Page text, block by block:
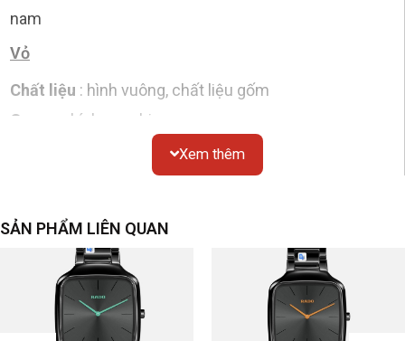
nam
Vỏ
Chất liệu : hình vuông, chất liệu gốm
Gương
: kính sapphire
: 30 mét
: đường kính 37mm
Màu sắc & Chất liệu
Dây đeo đồng hồ
Xem thêm
SẢN PHẨM LIÊN QUAN